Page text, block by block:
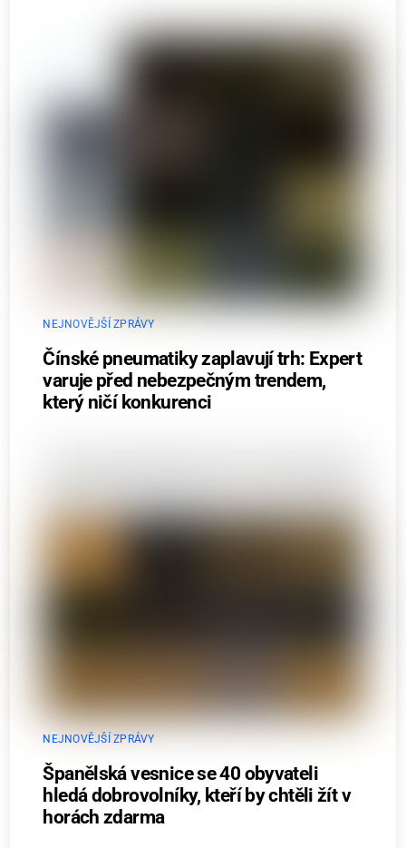
NEJNOVĚJŠÍ ZPRÁVY
Čínské pneumatiky zaplavují trh: Expert
varuje před nebezpečným trendem,
který ničí konkurenci
NEJNOVĚJŠÍ ZPRÁVY
Španělská vesnice se 40 obyvateli
hledá dobrovolníky, kteří by chtěli žít v
horách zdarma